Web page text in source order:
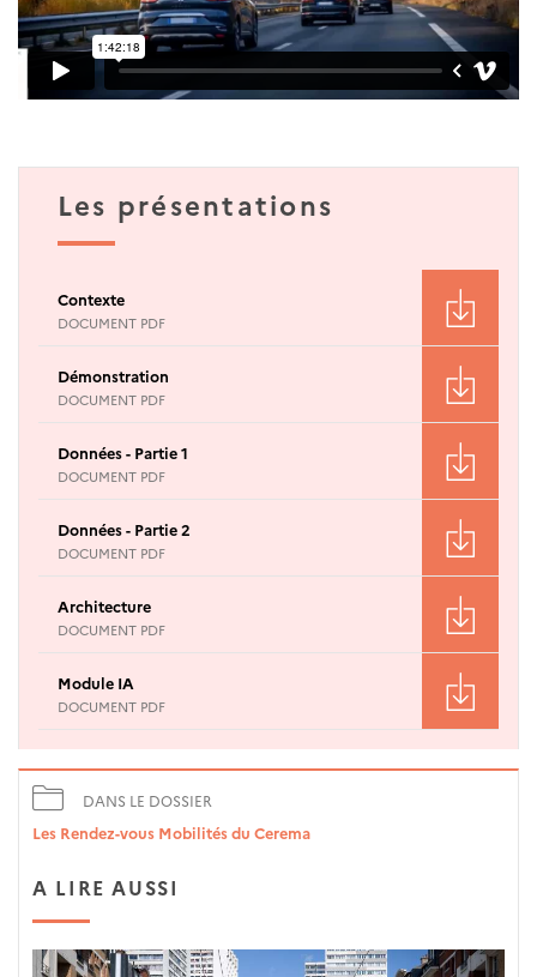
Les présentations
Contexte
DOCUMENT PDF
Démonstration
DOCUMENT PDF
Données - Partie 1
DOCUMENT PDF
Données - Partie 2
DOCUMENT PDF
Architecture
DOCUMENT PDF
Module IA
DOCUMENT PDF
DANS LE DOSSIER
Les Rendez-vous Mobilités du Cerema
A LIRE AUSSI